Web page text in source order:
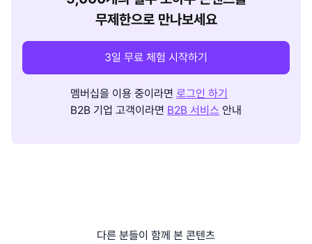
무제한으로 만나보세요
3일 무료 체험 시작하기
멤버십을 이용 중이라면 로그인 하기
B2B 기업 고객이라면 B2B 서비스 안내
다른 분들이 함께 본 콘텐츠